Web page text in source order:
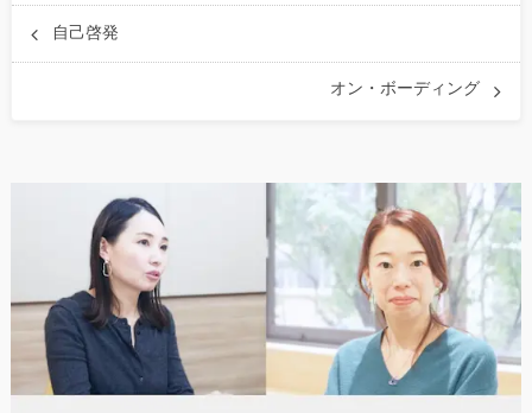
自己啓発
オン・ボーディング